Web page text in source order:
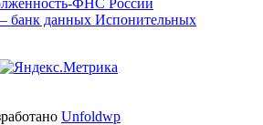
данных Испонительных
Unfoldwp